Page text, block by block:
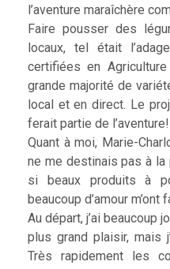
l’aventure maraîchère
Faire pousser des
locaux, tel était
certifiées en
grande majorité de
local et en direct. Le
ferait partie de l’aventure!
Quant à moi, Marie-
ne me destinais pas à la
si beaux produits à
beaucoup d’amour m’ont
Au départ, j’ai beaucoup
plus grand plaisir, mais
Très rapidement les